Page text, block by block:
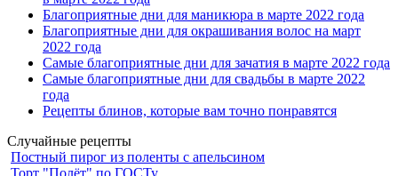
Благоприятные дни для маникюра в марте 2022 года
Благоприятные дни для окрашивания волос на март
2022 года
Самые благоприятные дни для зачатия в марте 2022 года
Самые благоприятные дни для свадьбы в марте 2022
года
Рецепты блинов, которые вам точно понравятся
Случайные рецепты
Постный пирог из поленты с апельсином